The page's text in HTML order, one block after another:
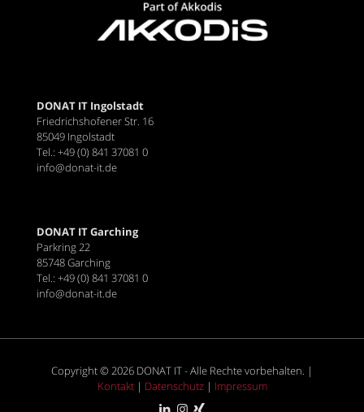
DONAT IT Ingolstadt
Friedrichshofener Str. 16
85049 Ingolstadt
Tel.: +49 (0) 841 37081 0
info@donat-it.de
DONAT IT Garching
Parkring 22
85748 Garching
Tel.: +49 (0) 841 37081 0
info@donat-it.de
Copyright © 2026 DONAT IT - Alle Rechte vorbehalten. |
Kontakt| Datenschutz| Impressum